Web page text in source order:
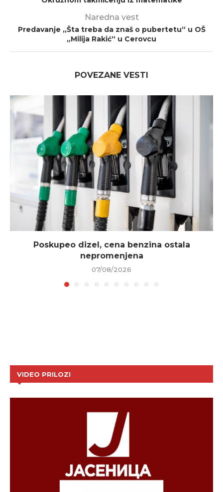
Naredna vest
Predavanje „Šta treba da znaš o pubertetu“ u OŠ
„Milija Rakić“ u Cerovcu
POVEZANE VESTI
Poskupeo dizel, cena benzina ostala
nepromenjena
07/08/2026
VIDEO PRILOZI